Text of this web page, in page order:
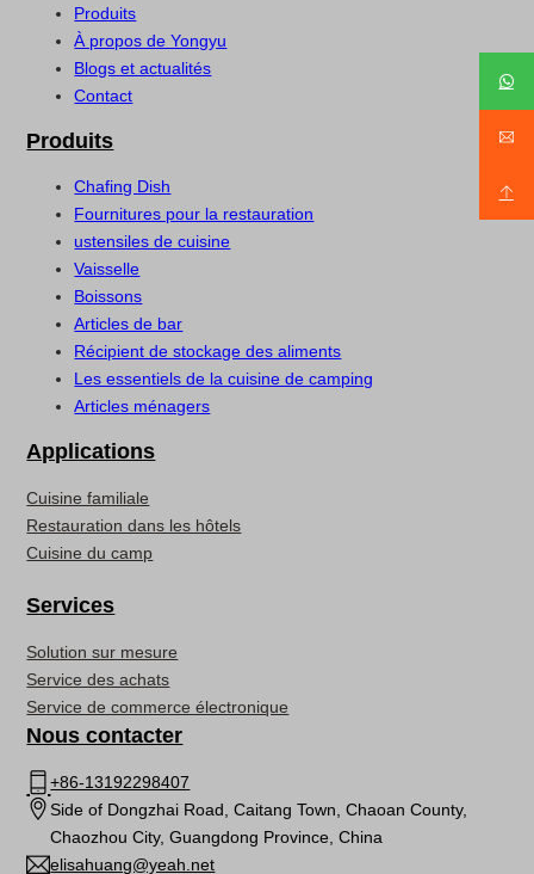
Produits
À propos de Yongyu
Blogs et actualités
Contact
Produits
Chafing Dish
Fournitures pour la restauration
ustensiles de cuisine
Vaisselle
Boissons
Articles de bar
Récipient de stockage des aliments
Les essentiels de la cuisine de camping
Articles ménagers
Applications
Cuisine familiale
Restauration dans les hôtels
Cuisine du camp
Services
Solution sur mesure
Service des achats
Service de commerce électronique
Nous contacter
+86-13192298407
Side of Dongzhai Road, Caitang Town, Chaoan County,
Chaozhou City, Guangdong Province, China
elisahuang@yeah.net